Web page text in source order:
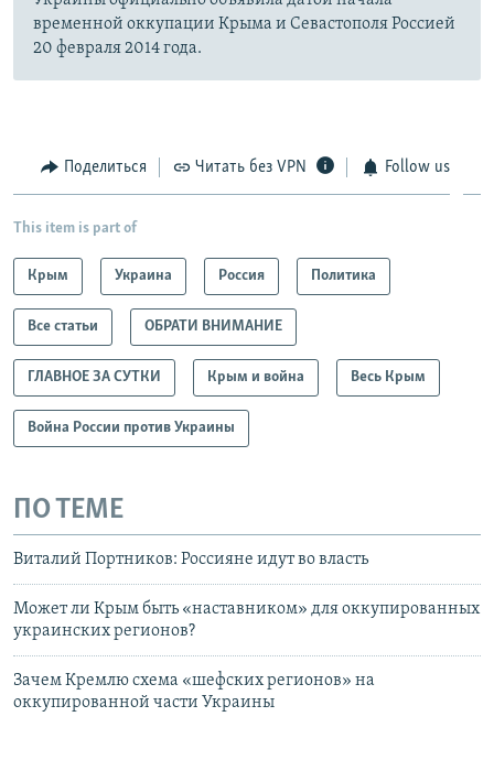
временной оккупации Крыма и Севастополя Россией
20 февраля 2014 года.
Поделиться Читать без VPN Follow us
This item is part of
Крым Украина Россия Политика
Все статьи ОБРАТИ ВНИМАНИЕ
ГЛАВНОЕ ЗА СУТКИ Крым и война Весь Крым
Война России против Украины
ПО ТЕМЕ
Виталий Портников: Россияне идут во власть
Может ли Крым быть «наставником» для оккупированных
украинских регионов?
Зачем Кремлю схема «шефских регионов» на
оккупированной части Украины